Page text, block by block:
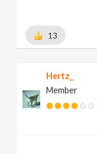
13
Hertz_
Member